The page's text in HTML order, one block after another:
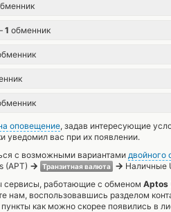
1 обменник
оповещение, задав интересующие
уведомил вас при их появлении.
с возможными вариантами двойного
(APT) → Транзитная валюта → Наличные
сервисы, работающие с обменом Aptos
нам, воспользовавшись разделом
как можно скорее появились в